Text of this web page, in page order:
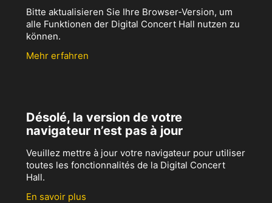
Bitte aktualisieren Sie Ihre Browser-Version, um
alle Funktionen der Digital Concert Hall nutzen zu
können.
Mehr erfahren
Désolé, la version de votre
navigateur n’est pas à jour
Veuillez mettre à jour votre navigateur pour utiliser
toutes les fonctionnalités de la Digital Concert
Hall.
En savoir plus